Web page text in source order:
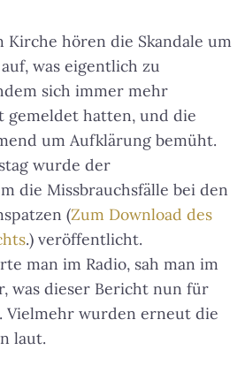
Kirche hören die Skandale um
was eigentlich zu
sich immer mehr
gemeldet hatten, und die
um Aufklärung bemüht.
wurde der
die Missbrauchsfälle bei den
(Zum Download des
.) veröffentlicht.
man im Radio, sah man im
was dieser Bericht nun für
Vielmehr wurden erneut die
laut.